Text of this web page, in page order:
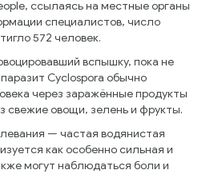
ссылаясь на местные органы
специалистов, число
572 человек.
вспышку, пока не
Cyclospora обычно
через заражённые продукты
свежие овощи, зелень и фрукты.
— частая водянистая
как особенно сильная и
могут наблюдаться боли и